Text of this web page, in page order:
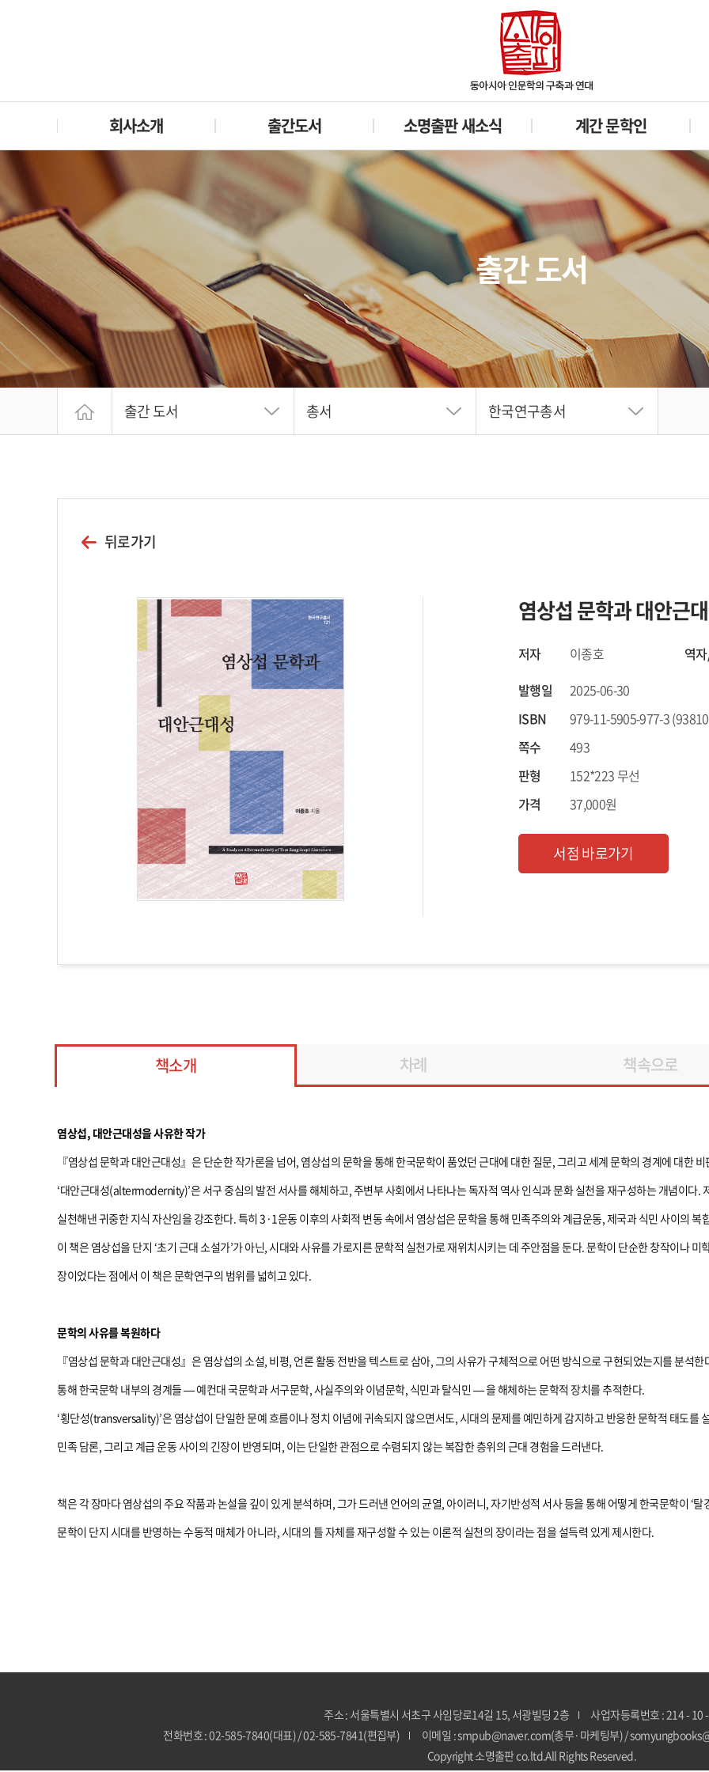
회사소개 출간도서 소명출판 새소식 계간 문학인
출간 도서
출간 도서 총서 한국연구총서
뒤로가기
염상섭 문학과 대안근
저자 이종호
역
발행일
2025-06-30
ISBN
979-11-5905-977-3
쪽수
493
판형
152*223 무선
가격
37,000원
서점 바로가기
책소개 차례 책속으로
염상섭, 대안근대성을 사유한 작가
『염상섭 문학과 대안근대성』은 단순한 작가론을 넘어, 염상섭의 문학을 통해 한국문학이 품었던 근대에 대한 질문, 그리고 세계 문학의 경계에 대한
‘대안근대성(altermodernity)’은 서구 중심의 발전 서사를 해체하고, 주변부 사회에서 나타나는 독자적 역사 인식과 문화 실천을 재구성하는 개념이다.
실천해낸 귀중한 지식 자산임을 강조한다. 특히 3·1운동 이후의 사회적 변동 속에서 염상섭은 문학을 통해 민족주의와 계급운동, 제국과 식민 사이의 복
이 책은 염상섭을 단지 ‘초기 근대 소설가’가 아닌, 시대와 사유를 가로지른 문학적 실천가로 재위치시키는 데 주안점을 둔다. 문학이 단순한 창작이나
장이었다는 점에서 이 책은 문학연구의 범위를 넓히고 있다.
문학의 사유를 복원하다
『염상섭 문학과 대안근대성』은 염상섭의 소설, 비평, 언론 활동 전반을 텍스트로 삼아, 그의 사유가 구체적으로 어떤 방식으로 구현되었는지를 분석
통해 한국문학 내부의 경계들 — 예컨대 국문학과 서구문학, 사실주의와 이념문학, 식민과 탈식민 — 을 해체하는 문학적 장치를 추적한다.
‘횡단성(transversality)’은 염상섭이 단일한 문예 흐름이나 정치 이념에 귀속되지 않으면서도, 시대의 문제를 예민하게 감지하고 반응한 문학적 태도를
민족 담론, 그리고 계급 운동 사이의 긴장이 반영되며, 이는 단일한 관점으로 수렴되지 않는 복잡한 층위의 근대 경험을 드러낸다.
책은 각 장마다 염상섭의 주요 작품과 논설을 깊이 있게 분석하며, 그가 드러낸 언어의 균열, 아이러니, 자기반성적 서사 등을 통해 어떻게 한국문학이 ‘
문학이 단지 시대를 반영하는 수동적 매체가 아니라, 시대의 틀 자체를 재구성할 수 있는 이론적 실천의 장이라는 점을 설득력 있게 제시한다.
주소 : 서울특별시 서초구 사임당로14길 15, 서광빌딩 2층
사업자등록번호 : 214 - 10
전화번호 : 02-585-7840(대표) / 02-585-7841(편집부)
이메일 : smpub@naver.com(총무·마케팅부) /
Copyright 소명출판 co.ltd.All Rights Reserved.